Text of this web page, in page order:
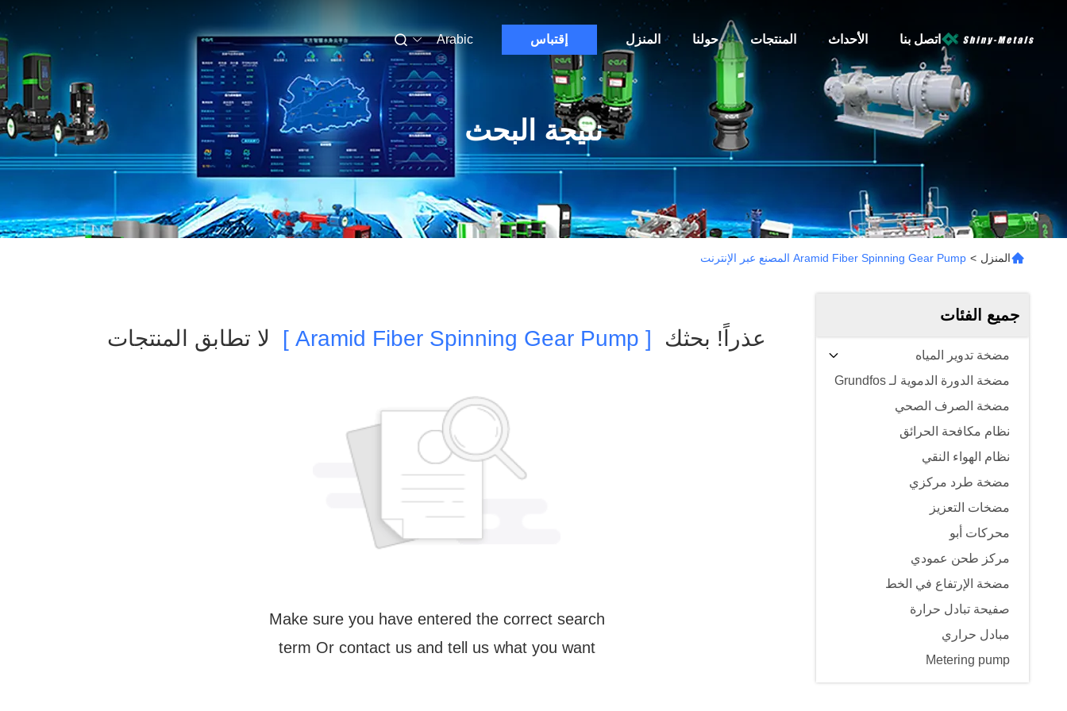
المنزل حولنا المنتجات الأحداث اتصل بنا إقتباس Arabic
نتيجة البحث
المنزل > Aramid Fiber Spinning Gear Pump المصنع عبر الإنترنت
جميع الفئات
مضخة تدوير المياه
مضخة الدورة الدموية لـ Grundfos
مضخة الصرف الصحي
نظام مكافحة الحرائق
نظام الهواء النقي
مضخة طرد مركزي
مضخات التعزيز
محركات أبو
مركز طحن عمودي
مضخة الإرتفاع في الخط
صفيحة تبادل حرارة
مبادل حراري
Metering pump
عذراً! بحثك [ Aramid Fiber Spinning Gear Pump ] لا تطابق المنتجات
Make sure you have entered the correct search
term Or contact us and tell us what you want